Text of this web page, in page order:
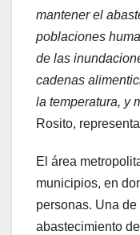
mantener el
poblaciones
de las
cadenas
la temperatura, y
Rosito,
El área
municipios, en
personas. Una
abastecimiento